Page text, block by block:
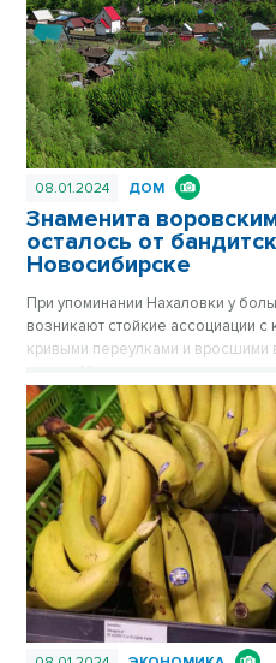
зашумела пестрая барахолка на
повторно в цикле «Лучшие
08.01.2024 ДОМ
Знаменита
осталось от
Новосибирске
При упоминании Нахаловки у
возникают стойкие ассоциации с
кривыми переулками и вросшими
сектор Нахаловки, где сильны
тот, что прежде. Дома здесь
водопровод, проводится газ.
легендарный герой
обходят стороной близкую к Оби
повторно в цикле «Лучшие